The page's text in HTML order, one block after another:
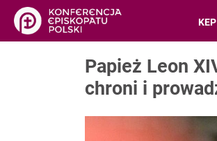
KEP
Papież Leon
chroni i